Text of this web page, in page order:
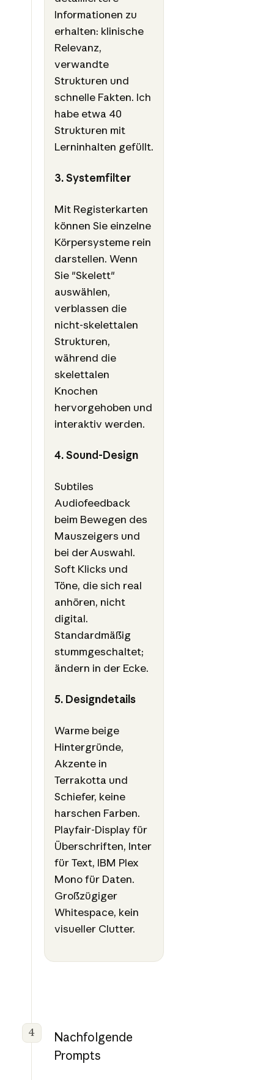
Informationen zu
erhalten: klinische
Relevanz,
verwandte
Strukturen und
schnelle Fakten. Ich
habe etwa 40
Strukturen mit
Lerninhalten gefüllt.
3. Systemfilter
Mit Registerkarten
können Sie einzelne
Körpersysteme rein
darstellen. Wenn
Sie "Skelett"
auswählen,
verblassen die
nicht-skelettalen
Strukturen,
während die
skelettalen
Knochen
hervorgehoben und
interaktiv werden.
4. Sound-Design
Subtiles
Audiofeedback
beim Bewegen des
Mauszeigers und
bei der Auswahl.
Soft Klicks und
Töne, die sich real
anhören, nicht
digital.
Standardmäßig
stummgeschaltet;
ändern in der Ecke.
5. Designdetails
Warme beige
Hintergründe,
Akzente in
Terrakotta und
Schiefer, keine
harschen Farben.
Playfair-Display für
Überschriften, Inter
für Text, IBM Plex
Mono für Daten.
Großzügiger
Whitespace, kein
visueller Clutter.
4
Nachfolgende
Prompts